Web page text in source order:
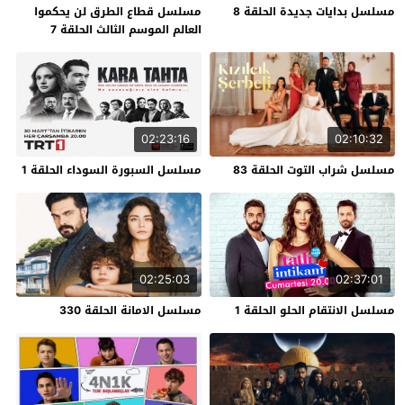
مسلسل بدايات جديدة الحلقة 8
مسلسل قطاع الطرق لن يحكموا
العالم الموسم الثالث الحلقة 7
02:10:32
مسلسل شراب التوت الحلقة 83
02:23:16
مسلسل السبورة السوداء الحلقة 1
02:37:01
مسلسل الانتقام الحلو الحلقة 1
02:25:03
مسلسل الامانة الحلقة 330